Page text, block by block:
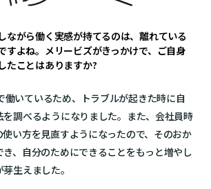
ながら働く実感が持てるのは、離れている
すよね。メリービズがきっかけで、ご自身
たことはありますか?
働いているため、トラブルが起きた時に自
調べるようになりました。また、会社員時
い方を見直すようになったので、そのおか
、自分のためにできることをもっと増やし
生えました。